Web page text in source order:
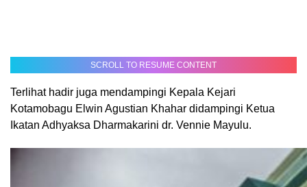
SCROLL TO RESUME CONTENT
Terlihat hadir juga mendampingi Kepala Kejari
Kotamobagu Elwin Agustian Khahar didampingi Ketua
Ikatan Adhyaksa Dharmakarini dr. Vennie Mayulu.